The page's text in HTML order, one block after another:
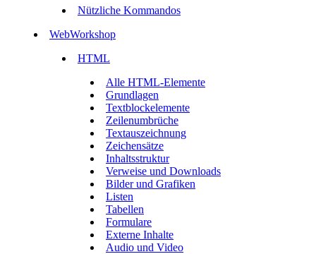
Nützliche Kommandos
WebWorkshop
HTML
Alle HTML-Elemente
Grundlagen
Textblockelemente
Zeilenumbrüche
Textauszeichnung
Zeichensätze
Inhaltsstruktur
Verweise und Downloads
Bilder und Grafiken
Listen
Tabellen
Formulare
Externe Inhalte
Audio und Video